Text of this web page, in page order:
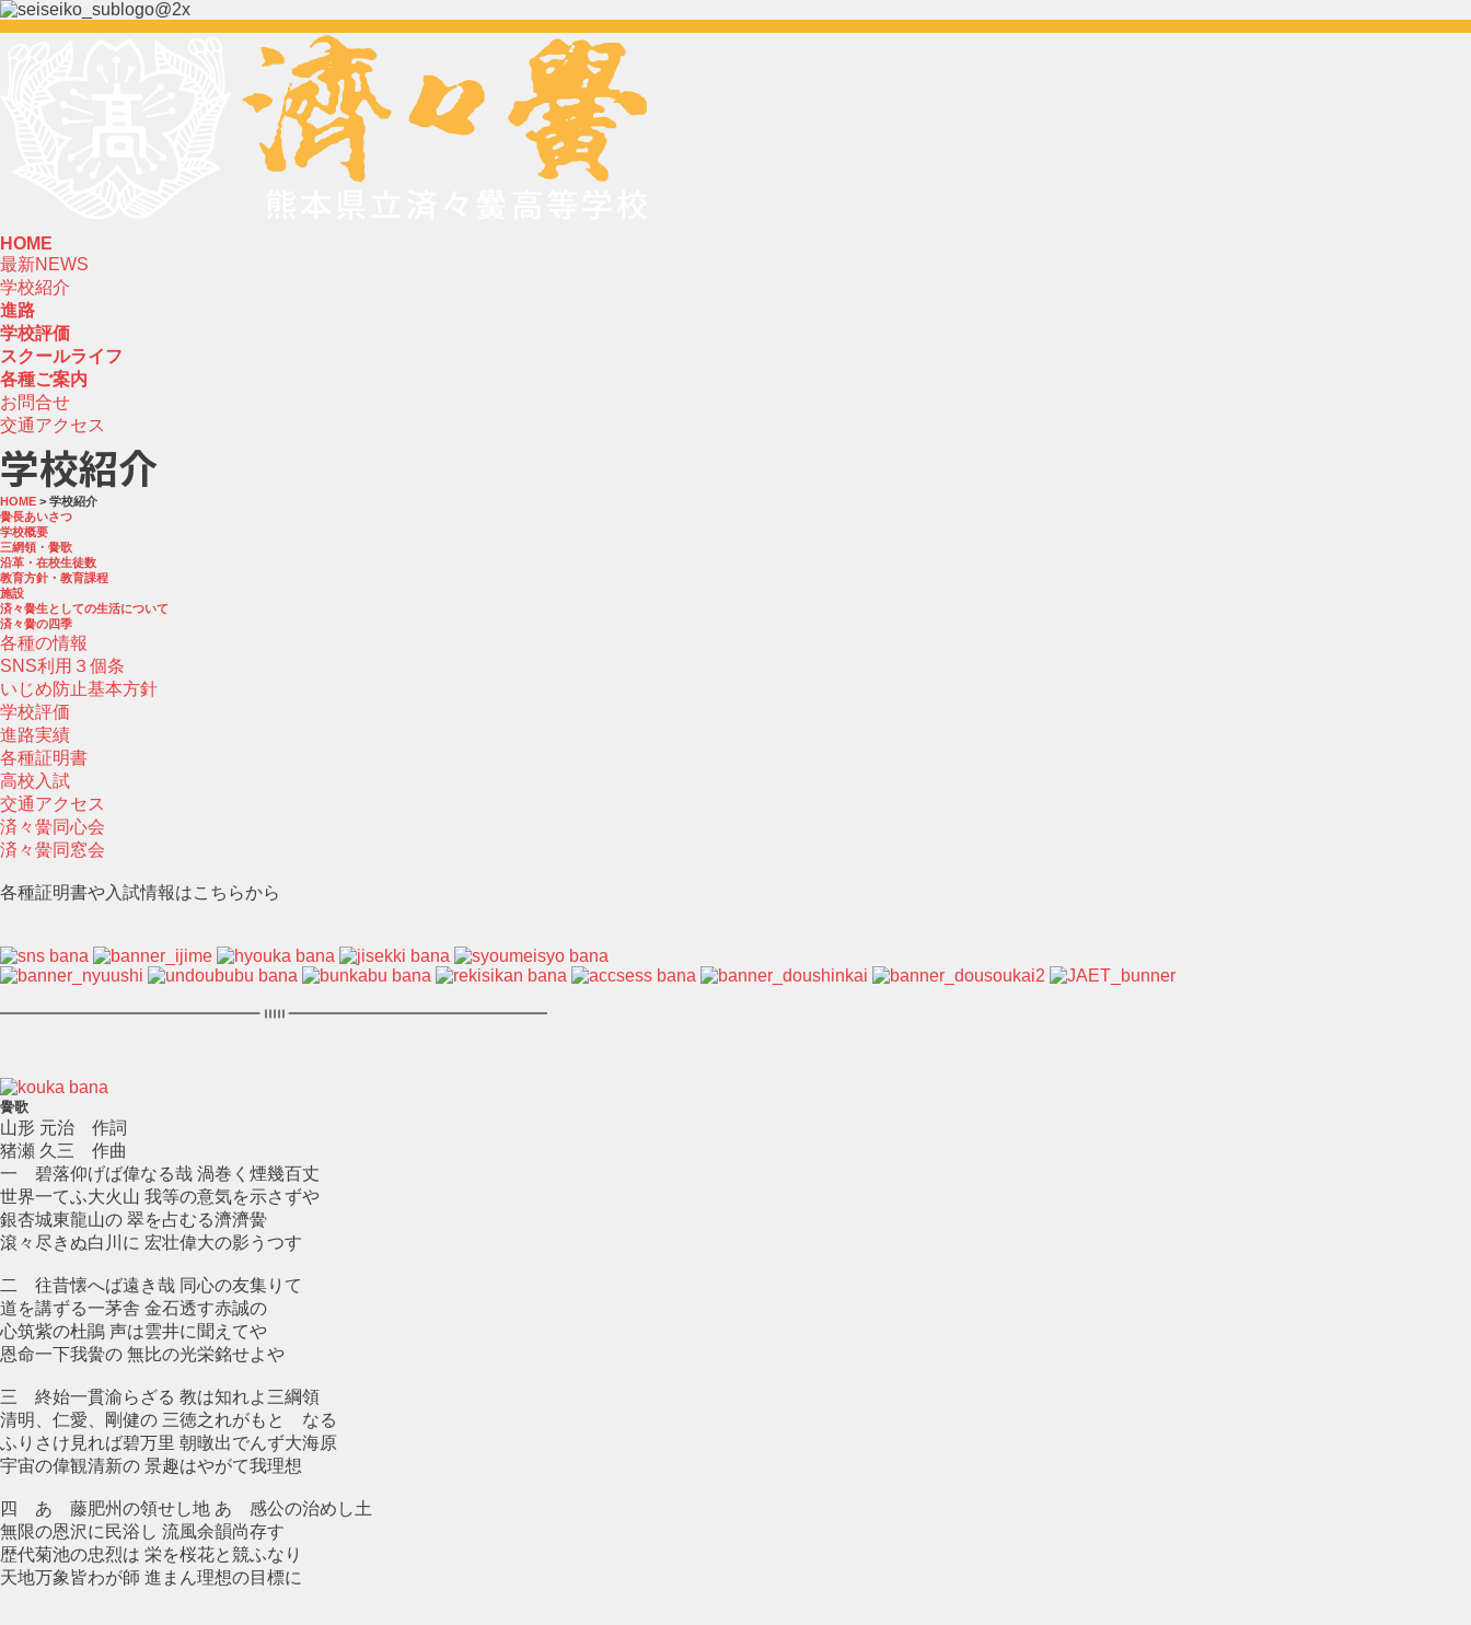
HOME
最新NEWS
学校紹介
進路
学校評価
スクールライフ
各種ご案内
お問合せ
交通アクセス
学校紹介
HOME > 学校紹介
黌長あいさつ
学校概要
三網領・黌歌
沿革・在校生徒数
教育方針・教育課程
施設
済々黌生としての生活について
済々黌の四季
各種の情報
SNS利用３個条
いじめ防止基本方針
学校評価
進路実績
各種証明書
高校入試
交通アクセス
済々黌同心会
済々黌同窓会
各種証明書や入試情報はこちらから
黌歌
山形 元治 作詞
猪瀬 久三 作曲
一 碧落仰げば偉なる哉 渦巻く煙幾百丈
世界一てふ大火山 我等の意気を示さずや
銀杏城東龍山の 翠を占むる濟濟黌
滾々尽きぬ白川に 宏壮偉大の影うつす
二 往昔懐へば遠き哉 同心の友集りて
道を講ずる一茅舎 金石透す赤誠の
心筑紫の杜鵑 声は雲井に聞えてや
恩命一下我黌の 無比の光栄銘せよや
三 終始一貫渝らざる 教は知れよ三綱領
清明、仁愛、剛健の 三徳之れがもとゝなる
ふりさけ見れば碧万里 朝暾出でんず大海原
宇宙の偉観清新の 景趣はやがて我理想
四 あゝ藤肥州の領せし地 あゝ感公の治めし土
無限の恩沢に民浴し 流風余韻尚存す
歴代菊池の忠烈は 栄を桜花と競ふなり
天地万象皆わが師 進まん理想の目標に